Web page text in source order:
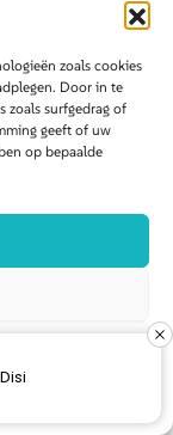
zoals cookies
Door in te
zoals surfgedrag of
geeft of uw
op bepaalde
.
merk
én